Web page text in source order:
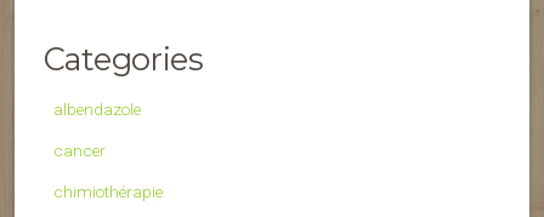
Categories
albendazole
cancer
chimiothérapie